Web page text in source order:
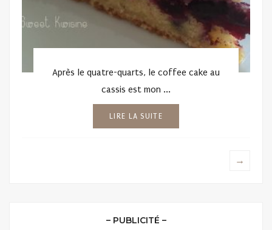
Après le quatre-quarts, le coffee cake au
cassis est mon ...
LIRE LA SUITE
→
– PUBLICITÉ –